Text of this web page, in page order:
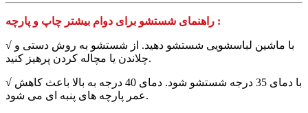
راهنمای شستشو برای دوام بیشتر چاپ و پارچه :
√ با ماشین لباسشویی شستشو دهید. از شستشو به روش دستی و
چلاندن یا مچاله کردن پرهیز کنید.
√ با دمای 35 درجه شستشو شود. دمای 40 درجه به بالا باعث کاهش
عمر پارچه های پنبه ای می شود.